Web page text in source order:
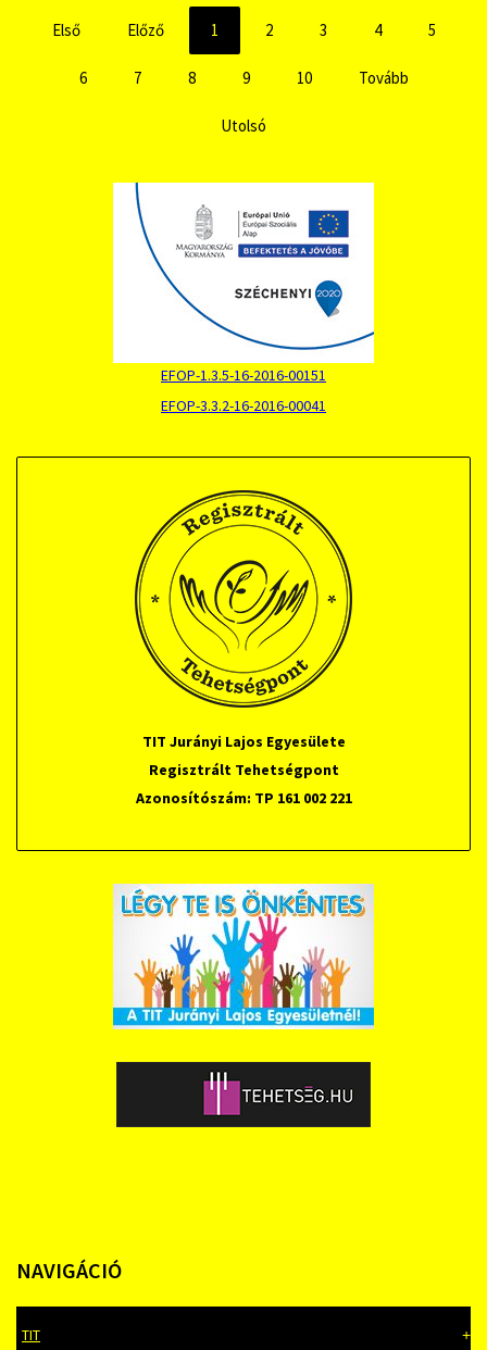
Első Előző 1 2 3 4 5
6 7 8 9 10 Tovább
Utolsó
EFOP-1.3.5-16-2016-00151
EFOP-3.3.2-16-2016-00041
TIT Jurányi Lajos Egyesülete
Regisztrált Tehetségpont
Azonosítószám: TP 161 002 221
NAVIGÁCIÓ
TIT